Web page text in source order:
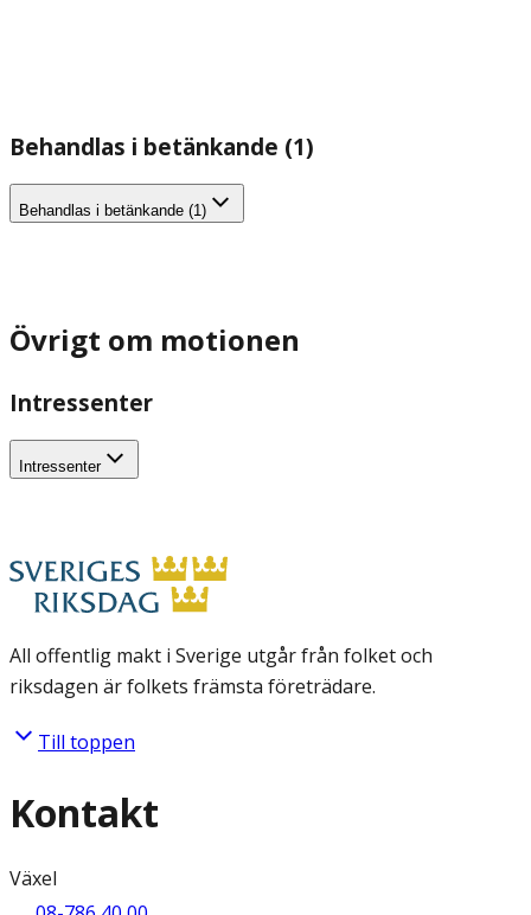
Behandlas i betänkande (1)
Behandlas i betänkande (1)
Övrigt om motionen
Intressenter
Intressenter
All offentlig makt i Sverige utgår från folket och
riksdagen är folkets främsta företrädare.
Till toppen
Kontakt
Växel